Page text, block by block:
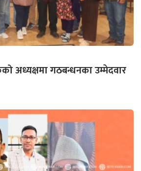
अध्यक्षमा गठबन्धनका उम्मेदवार